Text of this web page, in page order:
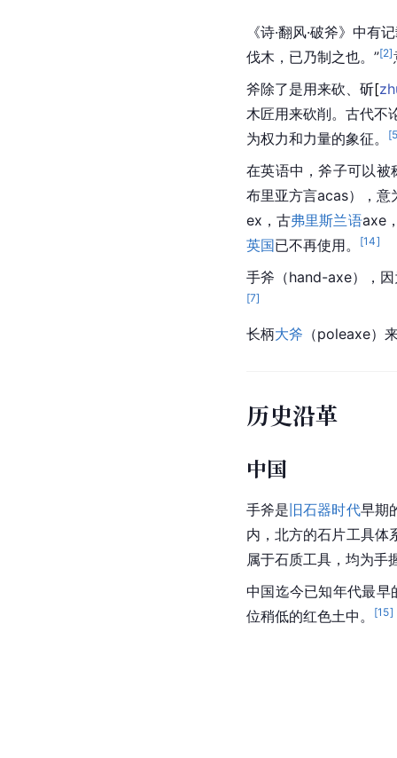
《诗·翻风·破斧》中有
伐木，已乃制之也。”[2]
斧除了是用来砍、斫[
木匠用来砍削。古代不
为权力和力量的象征。
[
在英语中，斧子可以被
布里亚方言acas），
ex，古弗里斯兰语axe
英国已不再使用。 [14]
手斧（hand-axe），因
[7]
长柄大斧 （poleaxe）
历史沿革
中国
手斧是旧石器时代早期
内，北方的石片工具体
属于石质工具，均为手
中国迄今已知年代最
位稍低的红色土中。
[15]